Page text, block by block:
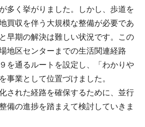
多く挙がりました。しかし、歩道を
買収を伴う大規模な整備が必要であ
早期の解決は難しい状況です。この
地区センターまでの生活関連経路
を通るルートを設定し、「わかりや
事業として位置づけました。
された経路を確保するために、並行
備の進捗を踏まえて検討していきま